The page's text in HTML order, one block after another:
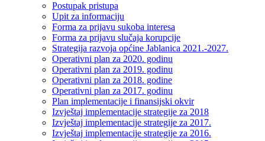
Postupak pristupa
Upit za informaciju
Forma za prijavu sukoba interesa
Forma za prijavu slučaja korupcije
Strategija razvoja općine Jablanica 2021.-2027.
Operativni plan za 2020. godinu
Operativni plan za 2019. godinu
Operativni plan za 2018. godine
Operativni plan za 2017. godinu
Plan implementacije i finansijski okvir
Izvještaj implementacije strategije za 2018
Izvještaj implementacije strategije za 2017.
Izvještaj implementacije strategije za 2016.